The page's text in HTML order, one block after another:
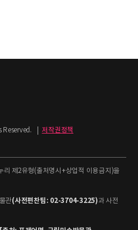
저작권정책
리 제2유형(출처명시+상업적 이용금지)을
관(사전편찬팀: 02-3704-3225)과 사전